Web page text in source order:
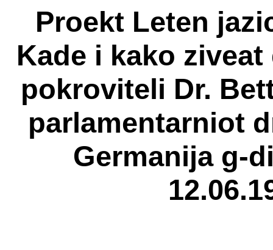
Proekt Leten
Kade i kako
pokroviteli Dr.
parlamentarniot
Germanija g-